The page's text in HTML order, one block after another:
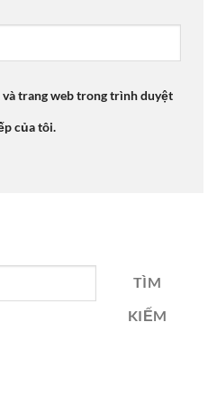
trang web trong trình duyệt
của tôi.
TÌM
KIẾM